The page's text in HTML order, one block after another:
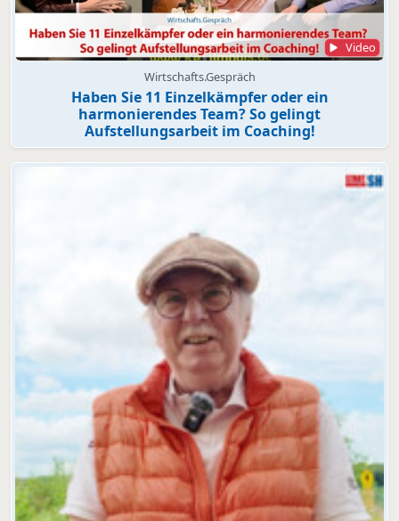
Video
Wirtschafts.Gespräch
Haben Sie 11 Einzelkämpfer oder ein
harmonierendes Team? So gelingt
Aufstellungsarbeit im Coaching!